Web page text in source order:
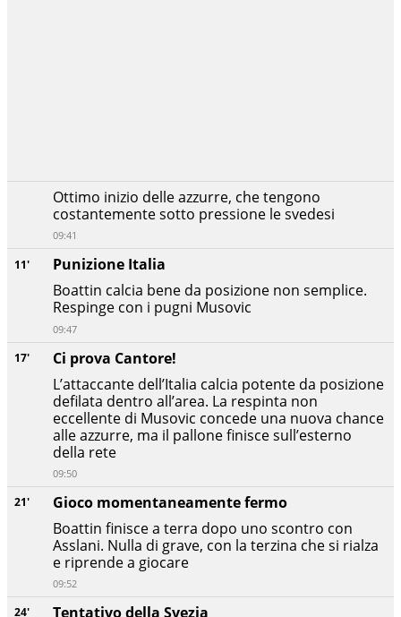
24' Tentativo della Svezia
21'
Gioco momentaneamente fermo
Boattin finisce a terra dopo uno scontro con
Asslani. Nulla di grave, con la terzina che si rialza
e riprende a giocare
09:52
17'
Ci prova Cantore!
L’attaccante dell’Italia calcia potente da posizione
defilata dentro all’area. La respinta non
eccellente di Musovic concede una nuova chance
alle azzurre, ma il pallone finisce sull’esterno
della rete
09:50
11'
Punizione Italia
Boattin calcia bene da posizione non semplice.
Respinge con i pugni Musovic
09:47
Ottimo inizio delle azzurre, che tengono
costantemente sotto pressione le svedesi
09:41